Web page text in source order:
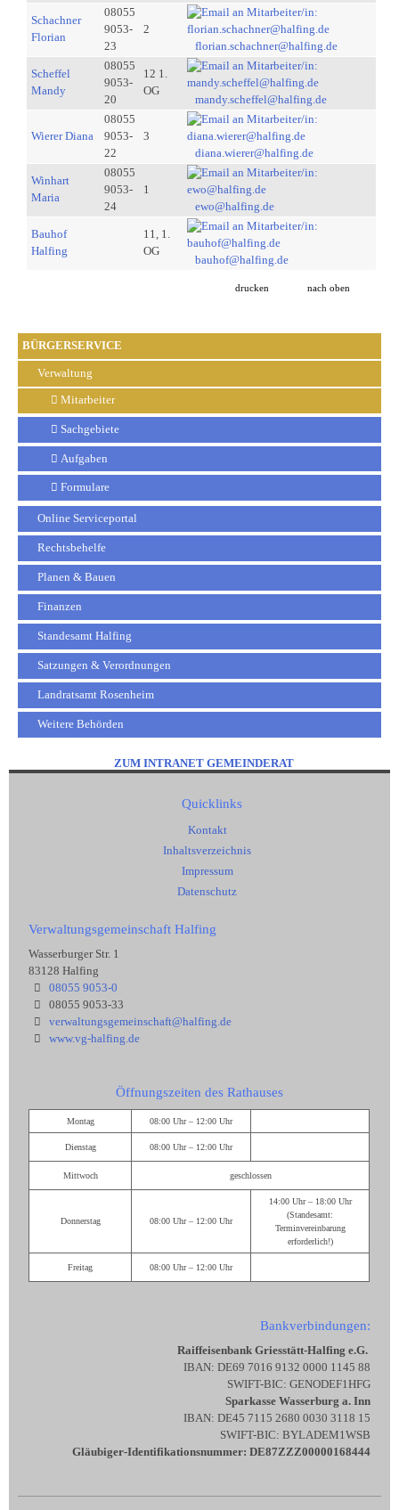
BÜRGERSERVICE
Verwaltung
Mitarbeiter
Sachgebiete
Aufgaben
Formulare
Online Serviceportal
Rechtsbehelfe
Planen & Bauen
Finanzen
Standesamt Halfing
Satzungen & Verordnungen
Landratsamt Rosenheim
Weitere Behörden
Schachner
Florian
08055
9053-
23
2
florian.schachner@halfing.de
Scheffel
Mandy
08055
9053-
20
12 1.
OG
mandy.scheffel@halfing.de
Wierer Diana
08055
9053-
22
3
diana.wierer@halfing.de
Winhart
Maria
08055
9053-
24
1
ewo@halfing.de
Bauhof
Halfing
11, 1.
OG
bauhof@halfing.de
drucken nach oben
ZUM INTRANET GEMEINDERAT
Quicklinks
Kontakt
Inhaltsverzeichnis
Impressum
Datenschutz
Verwaltungsgemeinschaft Halfing
Wasserburger Str. 1
83128 Halfing
08055 9053-0
08055 9053-33
verwaltungsgemeinschaft@halfing.de
www.vg-halfing.de
Öffnungszeiten des Rathauses
Montag 08:00 Uhr – 12:00 Uhr
Dienstag 08:00 Uhr – 12:00 Uhr
Mittwoch geschlossen
Donnerstag 08:00 Uhr – 12:00 Uhr
14:00 Uhr – 18:00 Uhr
(Standesamt:
Terminvereinbarung
erforderlich!)
Freitag 08:00 Uhr – 12:00 Uhr
Bankverbindungen:
Raiffeisenbank Griesstätt-Halfing e.G.
IBAN: DE69 7016 9132 0000 1145 88
SWIFT-BIC: GENODEF1HFG
Sparkasse Wasserburg a. Inn
IBAN: DE45 7115 2680 0030 3118 15
SWIFT-BIC: BYLADEM1WSB
Gläubiger-Identifikationsnummer: DE87ZZZ00000168444